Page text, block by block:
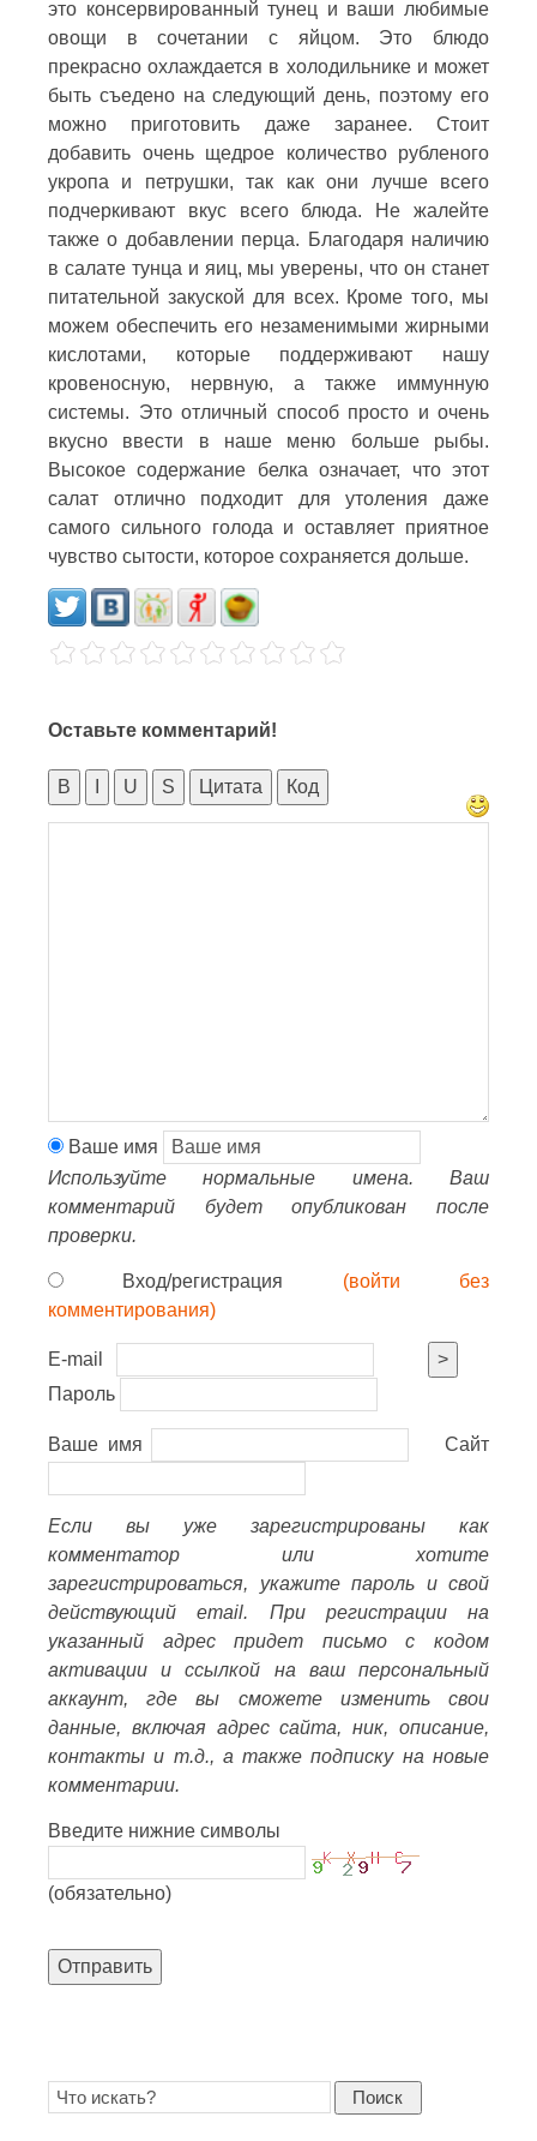
это консервированный тунец и ваши любимые
овощи в сочетании с яйцом. Это блюдо
прекрасно охлаждается в холодильнике и может
быть съедено на следующий день, поэтому его
можно приготовить даже заранее. Стоит
добавить очень щедрое количество рубленого
укропа и петрушки, так как они лучше всего
подчеркивают вкус всего блюда. Не жалейте
также о добавлении перца. Благодаря наличию
в салате тунца и яиц, мы уверены, что он станет
питательной закуской для всех. Кроме того, мы
можем обеспечить его незаменимыми жирными
кислотами, которые поддерживают нашу
кровеносную, нервную, а также иммунную
системы. Это отличный способ просто и очень
вкусно ввести в наше меню больше рыбы.
Высокое содержание белка означает, что этот
салат отлично подходит для утоления даже
самого сильного голода и оставляет приятное
чувство сытости, которое сохраняется дольше.
Оставьте комментарий!
B U S Цитата Код
Ваше имя
Используйте нормальные имена. Ваш
комментарий будет опубликован после
проверки.
Вход/регистрация (войти без
комментирования)
E-mail
>
Пароль
Ваше имя Сайт
Если вы уже зарегистрированы как
комментатор или хотите
зарегистрироваться, укажите пароль и свой
действующий email. При регистрации на
указанный адрес придет письмо с кодом
активации и ссылкой на ваш персональный
аккаунт, где вы сможете изменить свои
данные, включая адрес сайта, ник, описание,
контакты и т.д., а также подписку на новые
комментарии.
Введите нижние символы
(обязательно)
Отправить
Поиск